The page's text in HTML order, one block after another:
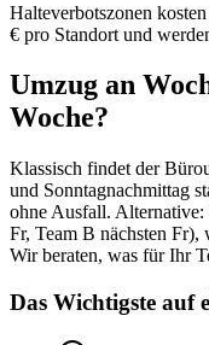
Halte­verbots­zonen
€ pro Standort und
Umzug an
Woche?
Klassisch findet der
und Sonntag­nachmittag
ohne Ausfall.
Fr, Team B nächsten Fr),
Wir beraten, was für Ihr
Das Wichtigste auf